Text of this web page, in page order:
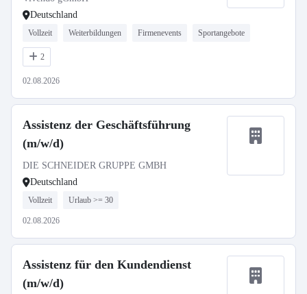
Deutschland
Vollzeit Weiterbildungen Firmenevents Sportangebote
2
02.08.2026
Assistenz der Geschäftsführung
(m/w/d)
DIE SCHNEIDER GRUPPE GMBH
Deutschland
Vollzeit Urlaub >= 30
02.08.2026
Assistenz für den Kundendienst
(m/w/d)